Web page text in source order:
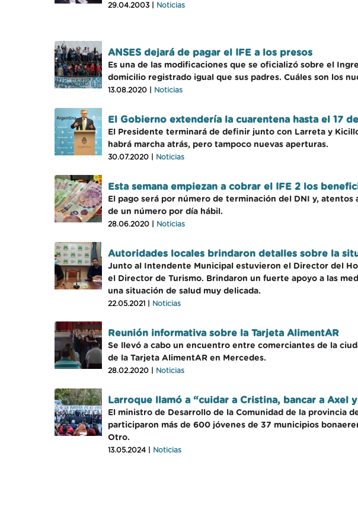
29.04.2003 | Noticias
ANSES dejará de pagar el IFE a los presos
Es una de las modificaciones que se oficializó sobre el
domicilio registrado igual que sus padres. Cuáles son los
13.08.2020 | Noticias
El Gobierno extendería la cuarentena hasta el 17
El Presidente terminará de definir junto con Larreta y
habrá marcha atrás, pero tampoco nuevas aperturas.
30.07.2020 | Noticias
Esta semana empiezan a cobrar el IFE 2 los
El pago será por número de terminación del DNI y,
de un número por día hábil.
28.06.2020 | Noticias
Autoridades locales brindaron detalles sobre la
Junto al Intendente Municipal estuvieron el Director del
el Director de Turismo. Brindaron un fuerte apoyo a las
una situación de salud muy delicada.
22.05.2021 | Noticias
Reunión informativa sobre la Tarjeta AlimentAR
Se llevó a cabo un encuentro entre comerciantes de la
de la Tarjeta AlimentAR en Mercedes.
28.02.2020 | Noticias
Larroque llamó a “cuidar a Cristina, bancar a Axel
El ministro de Desarrollo de la Comunidad de la provincia
participaron más de 600 jóvenes de 37 municipios
Otro.
13.05.2024 | Noticias